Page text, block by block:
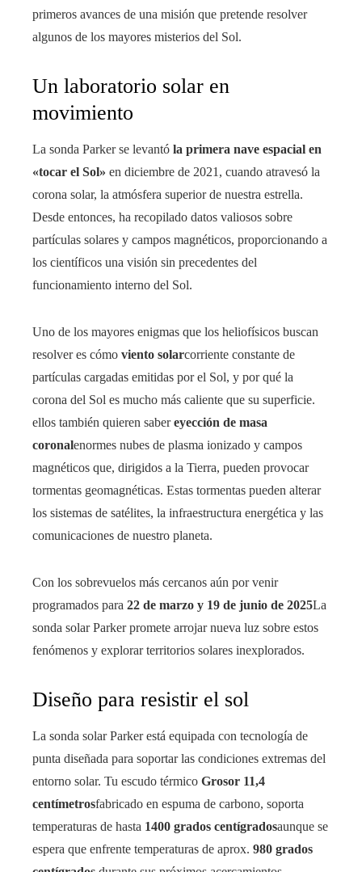
primeros avances de una misión que pretende resolver
algunos de los mayores misterios del Sol.
Un laboratorio solar en
movimiento
La sonda Parker se levantó la primera nave espacial en
«tocar el Sol» en diciembre de 2021, cuando atravesó la
corona solar, la atmósfera superior de nuestra estrella.
Desde entonces, ha recopilado datos valiosos sobre
partículas solares y campos magnéticos, proporcionando a
los científicos una visión sin precedentes del
funcionamiento interno del Sol.
Uno de los mayores enigmas que los heliofísicos buscan
resolver es cómo viento solarcorriente constante de
partículas cargadas emitidas por el Sol, y por qué la
corona del Sol es mucho más caliente que su superficie.
ellos también quieren sabereyección de masa
coronalenormes nubes de plasma ionizado y campos
magnéticos que, dirigidos a la Tierra, pueden provocar
tormentas geomagnéticas. Estas tormentas pueden alterar
los sistemas de satélites, la infraestructura energética y las
comunicaciones de nuestro planeta.
Con los sobrevuelos más cercanos aún por venir
programados para 22 de marzo y 19 de junio de 2025La
sonda solar Parker promete arrojar nueva luz sobre estos
fenómenos y explorar territorios solares inexplorados.
Diseño para resistir el sol
La sonda solar Parker está equipada con tecnología de
punta diseñada para soportar las condiciones extremas del
entorno solar. Tu escudo térmico Grosor 11,4
centímetrosfabricado en espuma de carbono, soporta
temperaturas de hasta 1400 grados centígradosaunque se
espera que enfrente temperaturas de aprox. 980 grados